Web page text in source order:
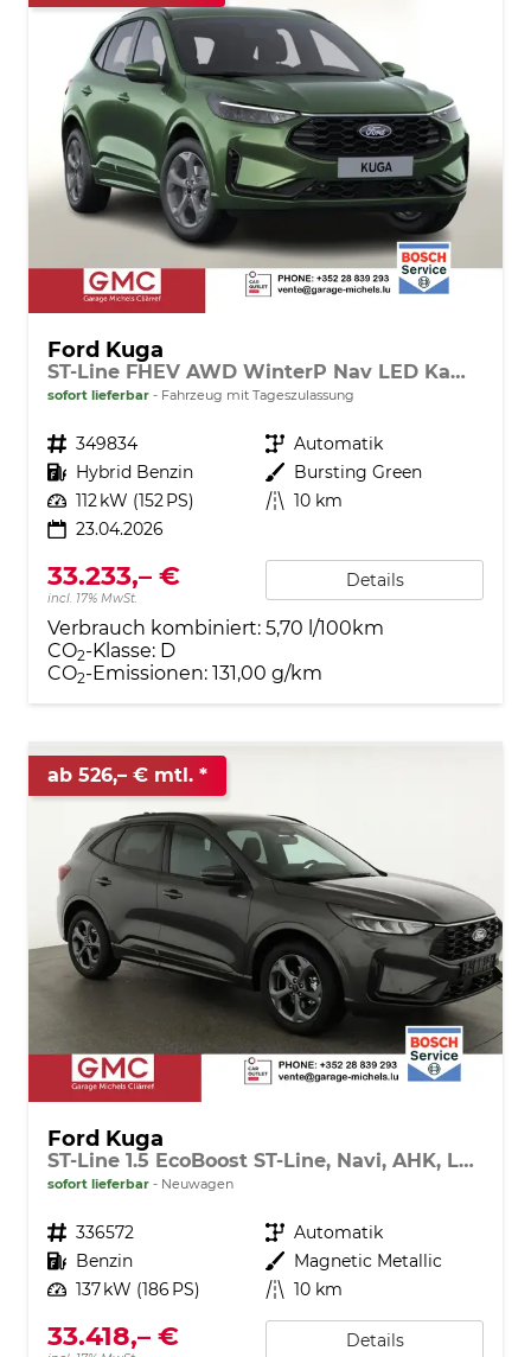
Ford Kuga
ST-Line FHEV AWD WinterP Nav LED Kam 5J-Gar
sofort lieferbar Fahrzeug mit Tageszulassung
Fahrzeugnr. 349834 Getriebe Automatik
Kraftstoff Hybrid Benzin Außenfarbe Bursting Green
Leistung 112 kW (152 PS) Kilometerstand 10 km
23.04.2026
33.233,– €
incl. 17% MwSt.
Details
Verbrauch kombiniert: 5,70 l/100km
CO2-Klasse: D
CO2-Emissionen: 131,00 g/km
ab 526,– € mtl.
Ford Kuga
ST-Line 1.5 EcoBoost ST-Line, Navi, AHK, LED, Kamera, Winter, FS beheizbar, 5 J.-Garantie
sofort lieferbar Neuwagen
Fahrzeugnr. 336572 Getriebe Automatik
Kraftstoff Benzin Außenfarbe Magnetic Metallic
Leistung 137 kW (186 PS) Kilometerstand 10 km
33.418,– € Details